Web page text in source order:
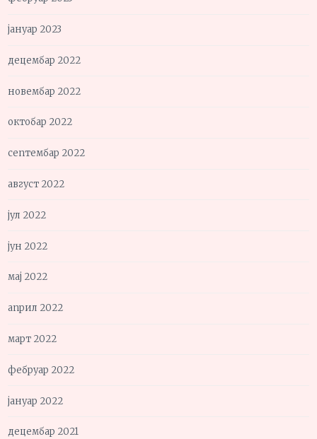
јануар 2023
децембар 2022
новембар 2022
октобар 2022
септембар 2022
август 2022
јул 2022
јун 2022
мај 2022
април 2022
март 2022
фебруар 2022
јануар 2022
децембар 2021